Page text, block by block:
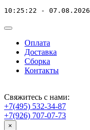
10:25:22 - 07.08.2026
Оплата
Доставка
Сборка
Контакты
Свяжитесь с нами:
+7(495) 532-34-87
+7(926) 707-07-73
×